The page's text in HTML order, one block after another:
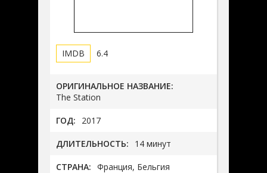
6.4
ОРИГИНАЛЬНОЕ НАЗВАНИЕ:
The Station
ГОД: 2017
ДЛИТЕЛЬНОСТЬ: 14 минут
СТРАНА: Франция, Бельгия